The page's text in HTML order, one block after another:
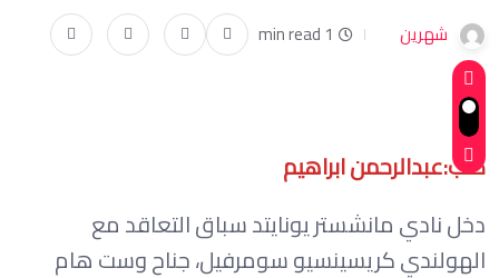
شهرين 1 min read
كتب:عبدالرحمن ابراهيم
دخل نادي مانشستر يونايتد سباق التعاقد مع
الهولندي كريسينسيو سومرفيل، جناح وست هام